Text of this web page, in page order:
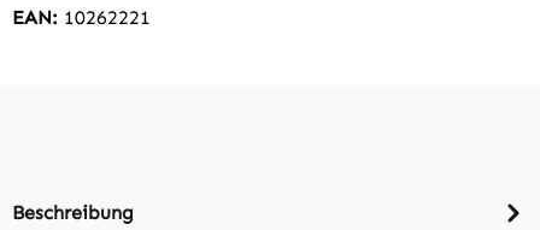
EAN: 10262221
Beschreibung